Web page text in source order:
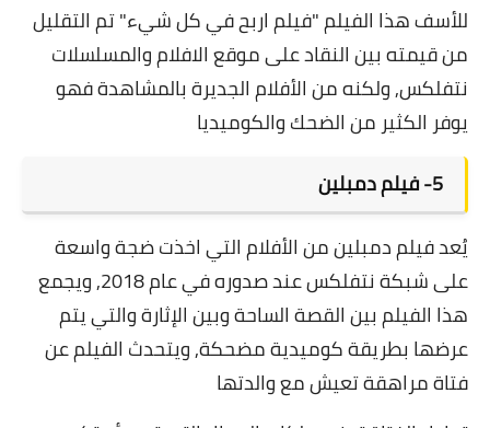
للأسف هذا الفيلم "فيلم اربح في كل شيء"تم التقليل
من قيمته بين النقاد على موقع الافلام والمسلسلات
نتفلكس, ولكنه من الأفلام الجديرة بالمشاهدة فهو
يوفر الكثير من الضحك والكوميديا
5- فيلم دمبلين
يُعدفيلم دمبلينمن الأفلام التي اخذت ضجة واسعة
على شبكة نتفلكس عند صدوره في عام 2018, ويجمع
هذا الفيلم بين القصة الساحة وبين الإثارة والتي يتم
عرضها بطريقة كوميدية مضحكة, ويتحدث الفيلم عن
فتاة مراهقة تعيش مع والدتها